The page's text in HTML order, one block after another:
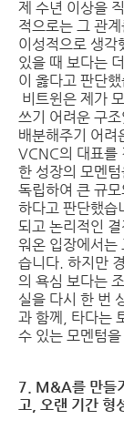
제 수년 이상을
적으로는 그 관
이성적으로 생각
있을 때 보다는
이 옳다고 판단
비트윈은 제가
쓰기 어려운 구
배분해주기 어려
VCNC의 대표를
한 성장의 모멘
독립하여 큰 규
하다고 판단했습
되고 논리적인
워온 입장에서는
습니다. 하지만
의 욕심 보다는
실을 다시 한 번
과 함께, 타다는
수 있는 모멘텀
7. M&A를 만들
고, 오랜 기간 형